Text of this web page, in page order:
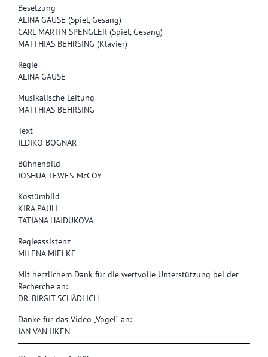
Besetzung
ALINA GAUSE (Spiel, Gesang)
CARL MARTIN SPENGLER (Spiel, Gesang)
MATTHIAS BEHRSING (Klavier)
Regie
ALINA GAUSE
Musikalische Leitung
MATTHIAS BEHRSING
Text
ILDIKO BOGNAR
Bühnenbild
JOSHUA TEWES-McCOY
Kostümbild
KIRA PAULI
TATJANA HAJDUKOVA
Regieassistenz
MILENA MIELKE
Mit herzlichem Dank für die wertvolle Unterstützung bei der
Recherche an:
DR. BIRGIT SCHÄDLICH
Danke für das Video „Vögel“ an:
JAN VAN IJKEN